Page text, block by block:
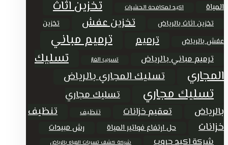
المياة
اكيد لمكافحة الحشرات تخزين اثاث
تخزين اثاث بالرياض تخزين عفش
تخزين
عفش بالرياض
ترميم ترميم مباني
ترميم مباني بالرياض تسريب الغاز
تسليك
المجاري
تسليك المجاري بالرياض
تسليك مجاري
تسليك مجاري
بالرياض
تعقيم خزانات تنظيف
تنظيف
خزانات
حل ارتفاع فواتير المياة رش مبيدات
شركة اكيد جروب شركة كشف تسربات المياه بالرياض